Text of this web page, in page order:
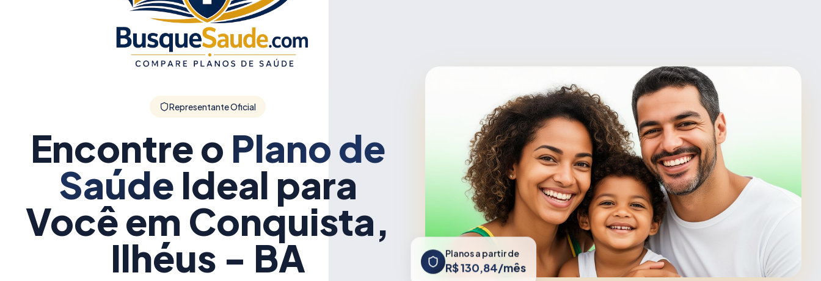
Representante Oficial
Encontre o Plano de
Saúde Ideal para
Vocêem Conquista,
Ilhéus - BA
Planos a partir de
R$ 130,84/mês